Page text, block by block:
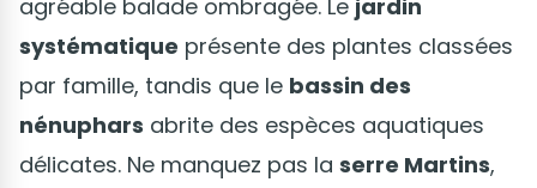
agréable balade ombragée. Le jardin
systématique présente des plantes classées
par famille, tandis que le bassin des
nénuphars abrite des espèces aquatiques
délicates. Ne manquez pas la serre Martins,